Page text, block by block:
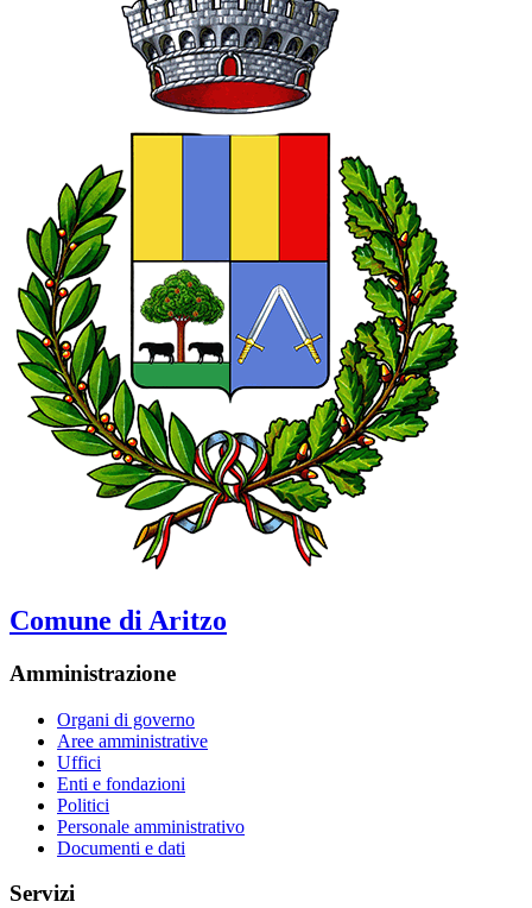
Comune di Aritzo
Amministrazione
Organi di governo
Aree amministrative
Uffici
Enti e fondazioni
Politici
Personale amministrativo
Documenti e dati
Servizi